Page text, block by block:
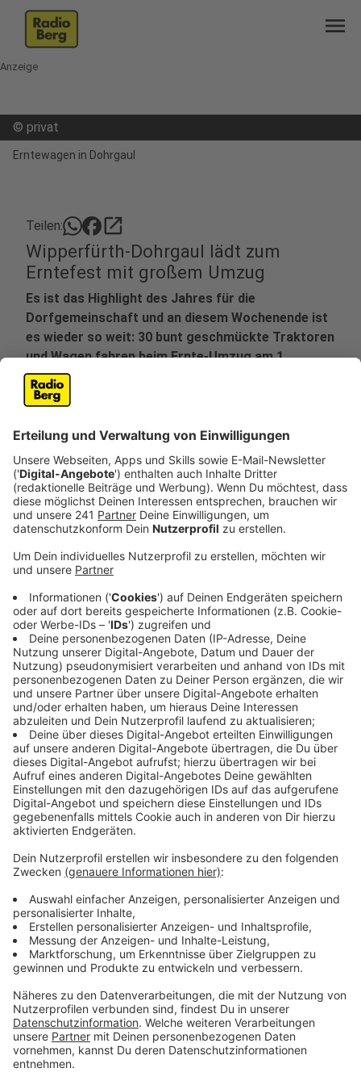
menu
Anzeige
© privat
Erntewagen in Dohrgaul
Teilen: open_in_new
Wipperfürth-Dohrgaul lädt zum
Erntefest mit großem Umzug
Es ist das Highlight des Jahres für die
Dorfgemeinschaft und an diesem Wochenende ist
es wieder so weit: 30 bunt geschmückte Traktoren
und Wagen fahren beim Ernte-Umzug am 1.
Oktober 2023 von Wipperfürth-Agathaberg aus
über Kempershöhe nach Wipperfürth - Dohrgaul.
Anzeige
An dem Erntezug nehmen auch Trecker aus den
launigen Plakaten: "Gute Laune, Bier im Magen,
Bauer beim Melken die Kuh, gibt sie noch einen Liter
dazu" steht darauf. Im Anschluss an die Tour werden in
Dohrgaul die am schönsten und kreativsten
geschmückten Traktoren prämiert. Außerdem steigt
dort auf dem Festplatz neben dem Gerätehaus der
Freiwilligen Feuerwehr ein Dorffest mit Musik vom
Musikverein Dohrgaul und dem traditionellen
Hufeisenwerfen. Ein Fest, bei dem sich die Dohrgauler
und ihre Nachbarn nicht nur selber feiern, sondern zu
dem auch ausdrücklich Gäste eingeladen sind, sagt
Jürgen aus dem Organisationsteam:
klein, ob von hintern oder von vorne, Gäste sind
von allen Seiten willkommen.
Anzeige
Nachbarn und Gäste herzlich willkommen!
Anzeige
So läuft das Erntedankfest am Sonntag, 1.10.2023 ab: